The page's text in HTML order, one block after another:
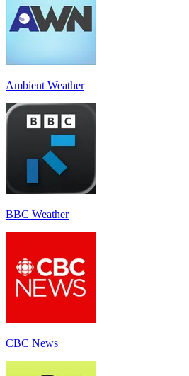
Ambient Weather
BBC Weather
CBC News